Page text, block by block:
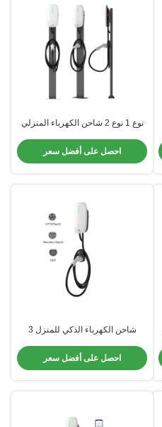
نوع 1 نوع 2 شاحن الكهرباء المنزلي
للسيارة الكهربائية
احصل على أفضل سعر
شاحن الكهرباء الذكي للمنزل 3
وحدات شحن الكهرباء للمنزل
احصل على أفضل سعر